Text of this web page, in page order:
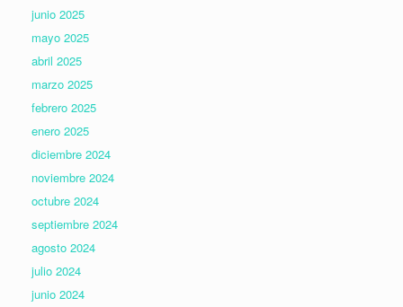
junio 2025
mayo 2025
abril 2025
marzo 2025
febrero 2025
enero 2025
diciembre 2024
noviembre 2024
octubre 2024
septiembre 2024
agosto 2024
julio 2024
junio 2024